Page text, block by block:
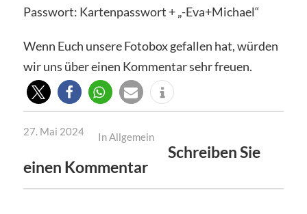
Passwort: Kartenpasswort + „-Eva+Michael“
Wenn Euch unsere Fotobox gefallen hat, würden
wir uns über einen Kommentar sehr freuen.
27. Mai 2024 InAllgemein
Schreiben Sie
einen Kommentar